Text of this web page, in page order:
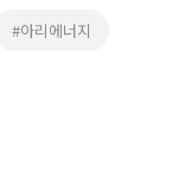
#아리에너지